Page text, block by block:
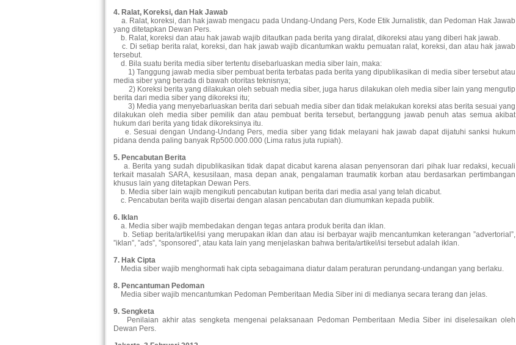
4. Ralat, Koreksi, dan Hak Jawab
a. Ralat, koreksi, dan hak jawab mengacu pada Undang-Undang Pers, Kode Etik Jurnalistik, dan Pedoman Hak Jawab
yang ditetapkan Dewan Pers.
b. Ralat, koreksi dan atau hak jawab wajib ditautkan pada berita yang diralat, dikoreksi atau yang diberi hak jawab.
c. Di setiap berita ralat, koreksi, dan hak jawab wajib dicantumkan waktu pemuatan ralat, koreksi, dan atau hak jawab
tersebut.
d. Bila suatu berita media siber tertentu disebarluaskan media siber lain, maka:
1) Tanggung jawab media siber pembuat berita terbatas pada berita yang dipublikasikan di media siber tersebut atau
media siber yang berada di bawah otoritas teknisnya;
2) Koreksi berita yang dilakukan oleh sebuah media siber, juga harus dilakukan oleh media siber lain yang mengutip
berita dari media siber yang dikoreksi itu;
3) Media yang menyebarluaskan berita dari sebuah media siber dan tidak melakukan koreksi atas berita sesuai yang
dilakukan oleh media siber pemilik dan atau pembuat berita tersebut, bertanggung jawab penuh atas semua akibat
hukum dari berita yang tidak dikoreksinya itu.
e. Sesuai dengan Undang-Undang Pers, media siber yang tidak melayani hak jawab dapat dijatuhi sanksi hukum
pidana denda paling banyak Rp500.000.000 (Lima ratus juta rupiah).
5. Pencabutan Berita
a. Berita yang sudah dipublikasikan tidak dapat dicabut karena alasan penyensoran dari pihak luar redaksi, kecuali
terkait masalah SARA, kesusilaan, masa depan anak, pengalaman traumatik korban atau berdasarkan pertimbangan
khusus lain yang ditetapkan Dewan Pers.
b. Media siber lain wajib mengikuti pencabutan kutipan berita dari media asal yang telah dicabut.
c. Pencabutan berita wajib disertai dengan alasan pencabutan dan diumumkan kepada publik.
6. Iklan
a. Media siber wajib membedakan dengan tegas antara produk berita dan iklan.
b. Setiap berita/artikel/isi yang merupakan iklan dan atau isi berbayar wajib mencantumkan keterangan ”advertorial”,
”iklan”, ”ads”, ”sponsored”, atau kata lain yang menjelaskan bahwa berita/artikel/isi tersebut adalah iklan.
7. Hak Cipta
Media siber wajib menghormati hak cipta sebagaimana diatur dalam peraturan perundang-undangan yang berlaku.
8. Pencantuman Pedoman
Media siber wajib mencantumkan Pedoman Pemberitaan Media Siber ini di medianya secara terang dan jelas.
9. Sengketa
Penilaian akhir atas sengketa mengenai pelaksanaan Pedoman Pemberitaan Media Siber ini diselesaikan oleh
Dewan Pers.